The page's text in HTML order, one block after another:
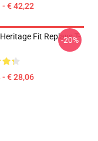
- € 42,22
Fit Replays T-
- € 28,06
-20%